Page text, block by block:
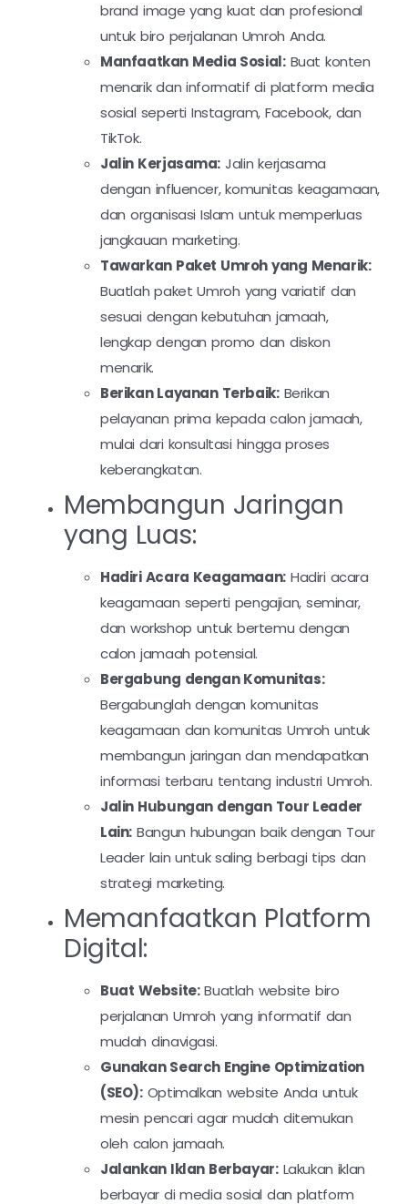
brand image yang kuat dan profesional
untuk biro perjalanan Umroh Anda.
Manfaatkan Media Sosial:Buat konten
menarik dan informatif di platform media
sosial seperti Instagram, Facebook, dan
TikTok.
Jalin Kerjasama: Jalin kerjasama
dengan influencer, komunitas keagamaan,
dan organisasi Islam untuk memperluas
jangkauan marketing.
Tawarkan Paket Umroh yang Menarik:
Buatlah paket Umroh yang variatif dan
sesuai dengan kebutuhan jamaah,
lengkap dengan promo dan diskon
menarik.
Berikan Layanan Terbaik:Berikan
pelayanan prima kepada calon jamaah,
mulai dari konsultasi hingga proses
keberangkatan.
Membangun Jaringan
yang Luas:
Hadiri Acara Keagamaan:Hadiri acara
keagamaan seperti pengajian, seminar,
dan workshop untuk bertemu dengan
calon jamaah potensial.
Bergabung dengan Komunitas:
Bergabunglah dengan komunitas
keagamaan dan komunitas Umroh untuk
membangun jaringan dan mendapatkan
informasi terbaru tentang industri Umroh.
Jalin Hubungan dengan Tour Leader
Lain: Bangun hubungan baik dengan Tour
Leader lain untuk saling berbagi tips dan
strategi marketing.
Memanfaatkan Platform
Digital:
Buat Website:Buatlah website biro
perjalanan Umroh yang informatif dan
mudah dinavigasi.
Gunakan Search Engine Optimization
(SEO):Optimalkan website Anda untuk
mesin pencari agar mudah ditemukan
oleh calon jamaah.
Jalankan Iklan Berbayar:Lakukan iklan
berbayar di media sosial dan platform